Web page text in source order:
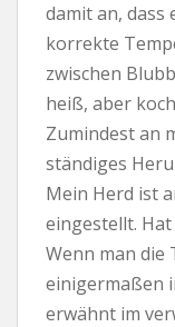
damit an, dass
korrekte
zwischen
heiß, aber
Zumindest an
ständiges
Mein Herd ist
eingestellt.
Wenn man die
einigermaßen
erwähnt im